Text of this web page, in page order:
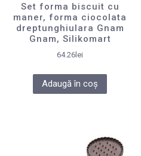
Set forma biscuit cu
maner, forma ciocolata
dreptunghiulara Gnam
Gnam, Silikomart
64.26 lei
Adaugă în coș